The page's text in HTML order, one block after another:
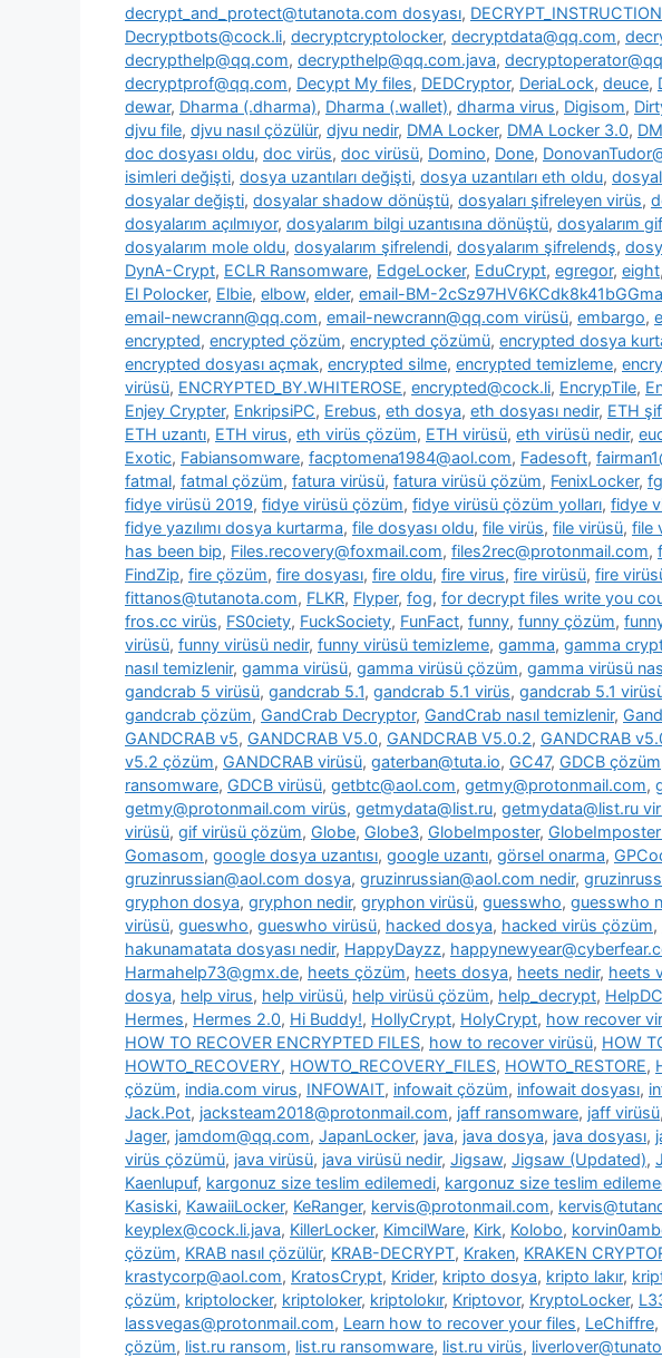
decrypt_and_protect@tutanota.com dosyası, DECRYPT_INSTRUCTION
Decryptbots@cock.li, decryptcryptolocker, decryptdata@qq.com,
decrypthelp@qq.com, decrypthelp@qq.com.java,
decryptprof@qq.com, Decypt My files, DEDCryptor, DeriaLock, deuce,
dewar, Dharma (.dharma), Dharma (.wallet), dharma virus, Digisom,
djvu file, djvu nasıl çözülür, djvu nedir, DMA Locker, DMA Locker 3.0,
doc dosyası oldu, doc virüs, doc virüsü, Domino, Done,
isimleri değişti, dosya uzantıları değişti, dosya uzantıları eth oldu,
dosyalar değişti, dosyalar shadow dönüştü, dosyaları şifreleyen virüs,
dosyalarım açılmıyor, dosyalarım bilgi uzantısına dönüştü, dosyalarım
dosyalarım mole oldu, dosyalarım şifrelendi, dosyalarım şifrelendş,
DynA-Crypt, ECLR Ransomware, EdgeLocker, EduCrypt, egregor, eight,
El Polocker, Elbie, elbow, elder, email-BM-
email-newcrann@qq.com, email-newcrann@qq.com virüsü, embargo,
encrypted, encrypted çözüm, encrypted çözümü, encrypted dosya
encrypted dosyası açmak, encrypted silme, encrypted temizleme,
virüsü, ENCRYPTED_BY.WHITEROSE, encrypted@cock.li, EncrypTile,
Enjey Crypter, EnkripsiPC, Erebus, eth dosya, eth dosyası nedir, ETH
ETH uzantı, ETH virus, eth virüs çözüm, ETH virüsü, eth virüsü nedir,
Exotic, Fabiansomware, facptomena1984@aol.com, Fadesoft,
fatmal, fatmal çözüm, fatura virüsü, fatura virüsü çözüm, FenixLocker,
fidye virüsü 2019, fidye virüsü çözüm, fidye virüsü çözüm yolları, fidye
fidye yazılımı dosya kurtarma, file dosyası oldu, file virüs, file virüsü, file
has been bip, Files.recovery@foxmail.com, files2rec@protonmail.com,
FindZip, fire çözüm, fire dosyası, fire oldu, fire virus, fire virüsü, fire
fittanos@tutanota.com, FLKR, Flyper, fog, for decrypt files write you
fros.cc virüs, FS0ciety, FuckSociety, FunFact, funny, funny çözüm,
virüsü, funny virüsü nedir, funny virüsü temizleme, gamma, gamma
nasıl temizlenir, gamma virüsü, gamma virüsü çözüm, gamma virüsü
gandcrab 5 virüsü, gandcrab 5.1, gandcrab 5.1 virüs, gandcrab 5.1
gandcrab çözüm, GandCrab Decryptor, GandCrab nasıl temizlenir,
GANDCRAB v5, GANDCRAB V5.0, GANDCRAB V5.0.2, GANDCRAB
v5.2 çözüm, GANDCRAB virüsü, gaterban@tuta.io, GC47, GDCB çözüm
ransomware, GDCB virüsü, getbtc@aol.com, getmy@protonmail.com,
getmy@protonmail.com virüs, getmydata@list.ru, getmydata@list.ru
virüsü, gif virüsü çözüm, Globe, Globe3, GlobeImposter,
Gomasom, google dosya uzantısı, google uzantı, görsel onarma,
gruzinrussian@aol.com dosya, gruzinrussian@aol.com nedir,
gryphon dosya, gryphon nedir, gryphon virüsü, guesswho, guesswho
virüsü, gueswho, gueswho virüsü, hacked dosya, hacked virüs çözüm,
hakunamatata dosyası nedir, HappyDayzz,
Harmahelp73@gmx.de, heets çözüm, heets dosya, heets nedir, heets
dosya, help virus, help virüsü, help virüsü çözüm, help_decrypt,
Hermes, Hermes 2.0, Hi Buddy!, HollyCrypt, HolyCrypt, how recover
HOW TO RECOVER ENCRYPTED FILES, how to recover virüsü, HOW
HOWTO_RECOVERY, HOWTO_RECOVERY_FILES, HOWTO_RESTORE,
çözüm, india.com virus, INFOWAIT, infowait çözüm, infowait dosyası,
Jack.Pot, jacksteam2018@protonmail.com, jaff ransomware, jaff virüsü,
Jager, jamdom@qq.com, JapanLocker, java, java dosya, java dosyası,
virüs çözümü, java virüsü, java virüsü nedir, Jigsaw, Jigsaw (Updated),
Kaenlupuf, kargonuz size teslim edilemedi, kargonuz size teslim
Kasiski, KawaiiLocker, KeRanger, kervis@protonmail.com,
keyplex@cock.li.java, KillerLocker, KimcilWare, Kirk, Kolobo,
çözüm, KRAB nasıl çözülür, KRAB-DECRYPT, Kraken, KRAKEN
krastycorp@aol.com, KratosCrypt, Krider, kripto dosya, kripto lakır,
çözüm, kriptolocker, kriptoloker, kriptolokır, Kriptovor, KryptoLocker,
lassvegas@protonmail.com, Learn how to recover your files, LeChiffre,
çözüm, list.ru ransom, list.ru ransomware, list.ru virüs,